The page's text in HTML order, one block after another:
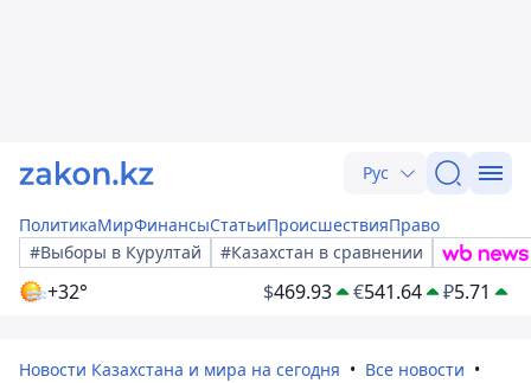
Рус
ПолитикаМирФинансыСтатьиПроисшествияПраво
#Выборы в Курултай
#Казахстан в сравнении
+32° $469.93 €541.64 ₽5.71
Новости Казахстана и мира на сегодня
Все новости